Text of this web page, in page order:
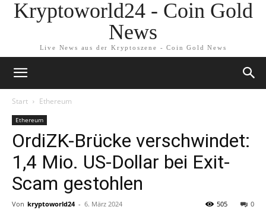
Kryptoworld24 - Coin Gold
News
Live News aus der Kryptoszene - Coin Gold News
Start Ethereum
Ethereum
OrdiZK-Brücke verschwindet:
1,4 Mio. US-Dollar bei Exit-
Scam gestohlen
Von kryptoworld24 - 6. März 2024 0
505